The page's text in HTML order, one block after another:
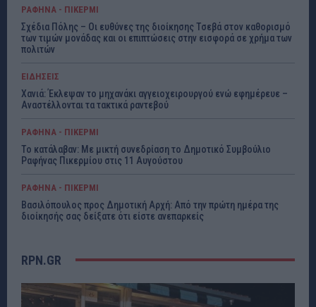
ΡΑΦΗΝΑ - ΠΙΚΕΡΜΙ
Σχέδια Πόλης – Οι ευθύνες της διοίκησης Τσεβά στον καθορισμό
των τιμών μονάδας και οι επιπτώσεις στην εισφορά σε χρήμα των
πολιτών
ΕΙΔΗΣΕΙΣ
Χανιά: Έκλεψαν το μηχανάκι αγγειοχειρουργού ενώ εφημέρευε –
Αναστέλλονται τα τακτικά ραντεβού
ΡΑΦΗΝΑ - ΠΙΚΕΡΜΙ
Το κατάλαβαν: Με μικτή συνεδρίαση το Δημοτικό Συμβούλιο
Ραφήνας Πικερμίου στις 11 Αυγούστου
ΡΑΦΗΝΑ - ΠΙΚΕΡΜΙ
Βασιλόπουλος προς Δημοτική Αρχή: Από την πρώτη ημέρα της
διοίκησής σας δείξατε ότι είστε ανεπαρκείς
RPN.GR